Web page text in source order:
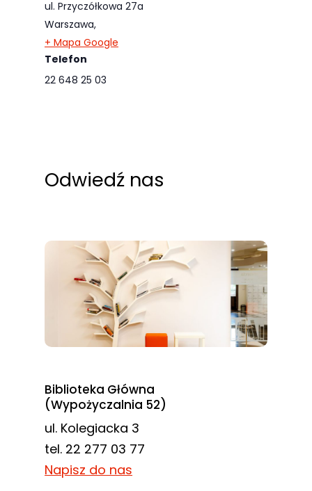
ul. Przyczółkowa 27a
Warszawa,
+ Mapa Google
Telefon
22 648 25 03
Odwiedź nas
Biblioteka Główna
(Wypożyczalnia 52)
ul. Kolegiacka 3
tel. 22 277 03 77
Napisz do nas
odwiedzania naszej
strony, zwiększasz
szansę na
zobaczenie
spersonalizowanych